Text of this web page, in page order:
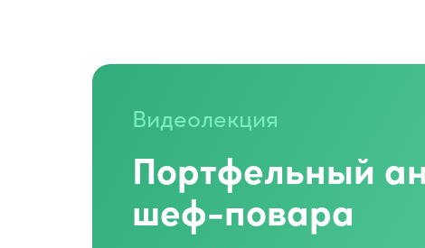
Видеолекция
Портфельный
шеф-повара